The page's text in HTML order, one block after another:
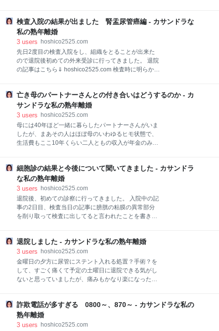
クは少ない感じて良かったってなると考えています。
正直、怖いです。 説明を聞けば聞くほどに怖い。 10
万人に1人とかいうリスクもその1人にならないとは限
らないしね。(
からも患者さんが来ているようです。 そこの名誉院長
によるセカンドオピニオンを受けました。 結局のとこ
ろ、どのデータを見てもハッキリと癌とは言えない。
そのため今後の治療方針としてこれが良いと言い切れ
るものはない。 でも、異形上皮はあるので、癌の疑い
またはこれから癌になる可能性があることは間違いな
一度今までの検査と同じ検査（尿管鏡）を受ける」と
「怪しい部位をレーザーで焼く」は消えました。 あと
は「3カ月おきにCTなどの検査で経過を観察して怪
検査入院の結果が出ました 腎盂尿管癌編 - カサンドラな
私の熟年離婚
3 users
hoshico2525.com
先日2度目の検査入院をし、組織をとることが出来た
ので退院後初めての外来受診に行ってきました。 退院
の記事はこちら⇓ hoshico2525.com 検査時に明らかに
ない感じ。（前回膀胱の組織の時もハッキリしなかっ
た） 組織の検査で異形上皮という細胞が見られたとの
こと。 異形上皮は前癌状態で癌になるかも知れないも
の。 また採取した尿もこれまでは陰性だったのが今回
はクラスⅢbという擬陽性でやや悪性に近い状態とか。
ということで、今後どうするかを決めなくてはならな
盂尿管がんは進行が早く予後の悪いがんなので癌と分
かった時にはリンパ節転移などをしている可能性もで
てくる ②少しでも癌の可能性があるのなら、癌が
亡き母のパートナーさんとの付き合いはどうするのか - カ
サンドラな私の熟年離婚
3 users
hoshico2525.com
母には40年ほど一緒に暮らしたパートナーさんがいま
したが、まあその人はほぼ母のいわゆるヒモ状態で、
生活費もここ10年くらい二人ともの収入が年金のみに
人は全く払っていません。 母の入院費なども私がモラ
夫と別居して生活費のやりくりが大変になるまでは私
が払っていましたし、母の葬儀や法事などの費用もパ
ートナーさんは1円たりとも出していません。 でも、
自分は母の夫であるという感覚。 家は自分の家。 私は
娘同然。 そう思っているんですね。 家を出ていくつも
私は長い付き合いとはいえ、親だと思ったこともない
し晩年の母の面倒を見てもらったことは感謝していま
すが、今後の面倒を見る気もなく出来れば家からも早
めに出て
細胞診の結果と今後について聞いてきました - カサンドラ
な私の熟年離婚
3 users
hoshico2525.com
退院後、初めての診察に行ってきました。 入院中の記
事の2日目、検査当日の記事に膀胱の粘膜の異常部分
を削り取って検査に出してると言われたことを書きま
果「膀胱癌low gradeの疑いあり」という結果でした。
・・・「疑いあり」ってそのための細胞診じゃない
の？ で、「それはどうやったら癌かどうかはっきり分
かるんですか？」と聞いたらなんと「分かりません。
今はこれしか情報がないから。」 なんか釈然としませ
低くて転移しにくいという意味のようです。 その他前
回の検査では尿管中から直接採取した尿中にも癌細胞
は出てないし、尿管の中の造影検査でも明らかに怪し
退院しました - カサンドラな私の熟年離婚
3 users
hoshico2525.com
金曜日の夕方に尿管にステント入れる処置？手術？を
して、すごく痛くて予定の土曜日に退院できる気がし
ないと思っていましたが、痛みもかなり楽になったこ
のせいかと思うけど、なんかフラフラするので帰宅後
は少しゆっくりしました。 気が向いた時しか家事の手
伝いをしてくれない娘も少しは気をつかって色々やっ
詐欺電話が多すぎる 0800～、870～ - カサンドラな私の
熟年離婚
3 users hoshico2525.com